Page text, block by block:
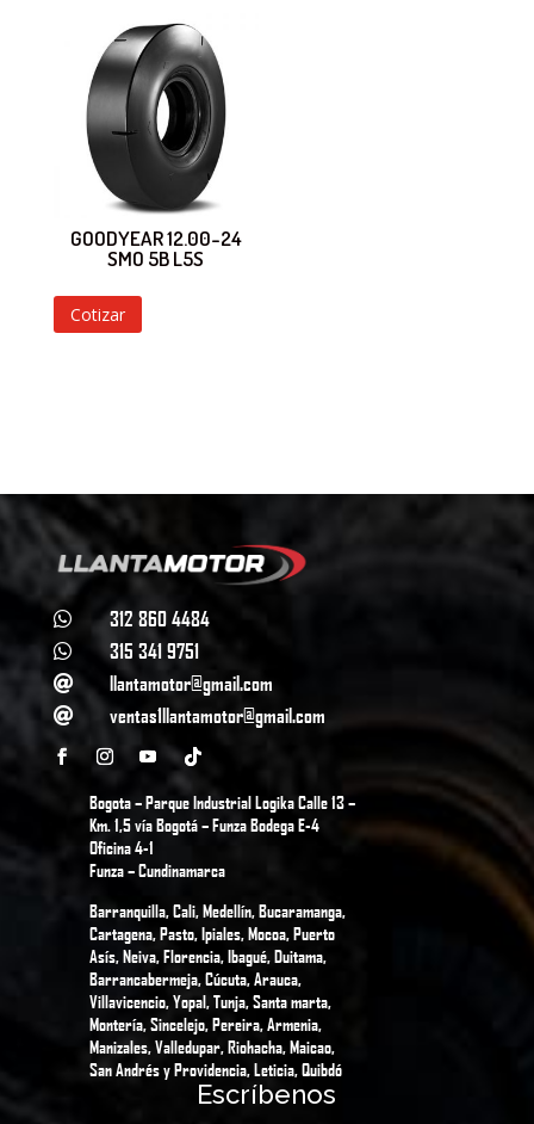
GOODYEAR 12.00-24
SMO 5B L5S
Cotizar
 312 860 4484
 315 341 9751
 llantamotor@gmail.com
 ventas1llantamotor@gmail.com
Bogota – Parque Industrial Logika Calle 13 –
Km. 1,5 vía Bogotá – Funza Bodega E-4
Oficina 4-1
Funza – Cundinamarca
Barranquilla, Cali, Medellín, Bucaramanga,
Cartagena, Pasto, Ipiales, Mocoa, Puerto
Asís, Neiva, Florencia, Ibagué, Duitama,
Barrancabermeja, Cúcuta, Arauca,
Villavicencio, Yopal, Tunja, Santa marta,
Montería, Sincelejo, Pereira, Armenia,
Manizales, Valledupar, Riohacha, Maicao,
San Andrés y Providencia, Leticia, Quibdó
Escríbenos